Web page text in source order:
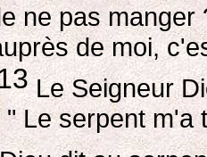
ne pas
de moi,
Le Seigneur
Le serpent m'a